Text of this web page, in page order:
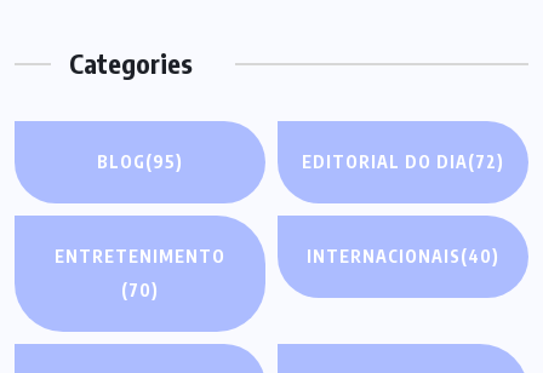
Categories
BLOG(95) EDITORIAL DO DIA(72)
ENTRETENIMENTO
(70)
INTERNACIONAIS(40)